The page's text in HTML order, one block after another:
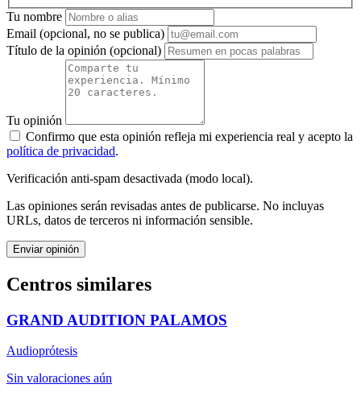
Tu nombre
Email (opcional, no se publica)
Título de la opinión (opcional)
Tu opinión
Confirmo que esta opinión refleja mi experiencia real y acepto la
política de privacidad.
Verificación anti-spam desactivada (modo local).
Las opiniones serán revisadas antes de publicarse. No incluyas
URLs, datos de terceros ni información sensible.
Enviar opinión
Centros similares
GRAND AUDITION PALAMOS
Audioprótesis
Sin valoraciones aún